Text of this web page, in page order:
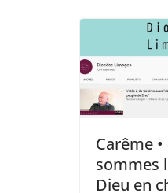
Carême
sommes
Dieu en